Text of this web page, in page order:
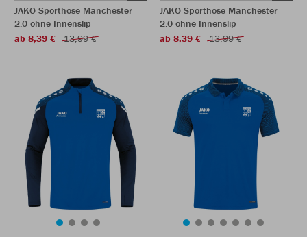
JAKO Sporthose Manchester
2.0 ohne Innenslip
ab 8,39 €
13,99 €
JAKO Sporthose Manchester
2.0 ohne Innenslip
ab 8,39 €
13,99 €